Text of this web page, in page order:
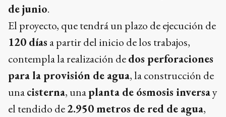
de junio.
El proyecto, que tendrá un plazo de ejecución de
120 días a partir del inicio de los trabajos,
contempla la realización dedos perforaciones
para la provisión de agua, la construcción de
unacisterna, unaplanta de ósmosis inversay
el tendido de2.950 metros de red de agua,